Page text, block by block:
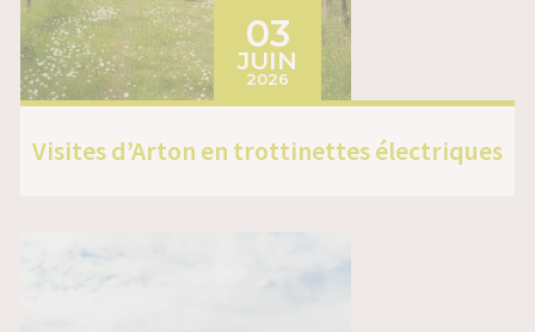
03
JUIN
2026
Visites d’Arton en trottinettes électriques